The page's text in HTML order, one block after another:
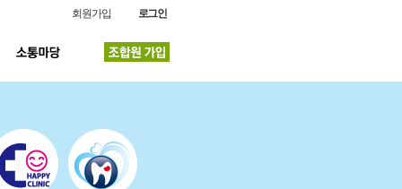
회원가입 로그인